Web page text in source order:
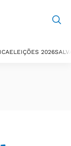
ELEIÇÕES 2026